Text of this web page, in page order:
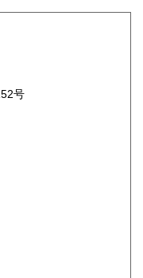
県号
誌・貨幣文献・経済
治･大正･昭和(戦前)